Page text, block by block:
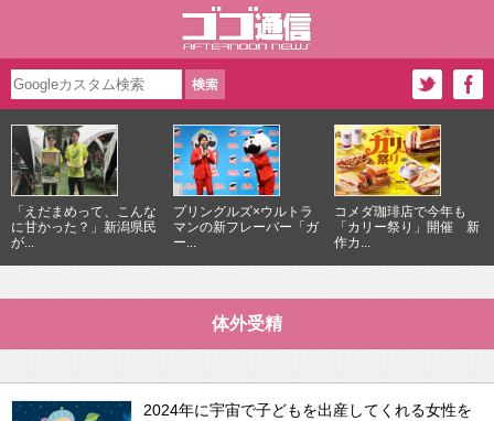
「えだまめって、こんな
に甘かった？」新潟県民
が...
プリングルズ×ウルトラ
マンの新フレーバー「ガ
ー...
コメダ珈琲店で今年も
「カリー祭り」開催 新
作カ...
体外受精
2024年に宇宙で子どもを出産してくれる女性を